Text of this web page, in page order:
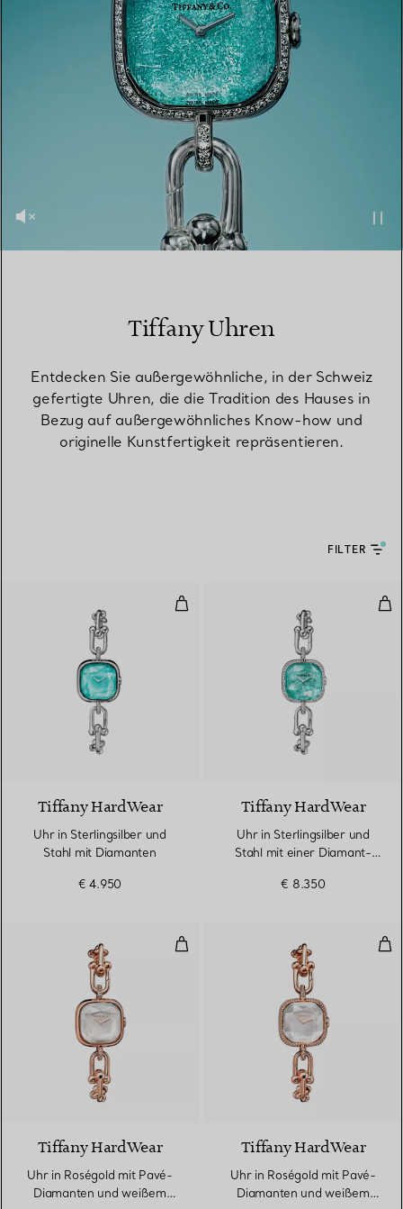
Tiffany Uhren
Entdecken Sie außergewöhnliche, in der Schweiz
gefertigte Uhren, die die Tradition des Hauses in
Bezug auf außergewöhnliches Know-how und
originelle Kunstfertigkeit repräsentieren.
FILTER
Uhr in Sterlingsilber und Stahl
4 Materialien
Tiffany HardWear
Uhr in Sterlingsilber und
Stahl mit Diamanten
€ 4.950
Tiffany HardWear
Uhr in Sterlingsilber und
Stahl mit einer Diamant-
€ 8.350
Uhr in Roségold mit Pavé-
4 Materialien
Tiffany HardWear
Uhr in Roségold mit Pavé-
Diamanten und weißem
Tiffany HardWear
Uhr in Roségold mit Pavé-
Diamanten und weißem